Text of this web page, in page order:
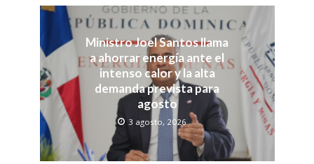
Ministro Joel Santos llama
a ahorrar energía ante el
intenso calor y la alta
demanda prevista para
agosto
3 agosto, 2026